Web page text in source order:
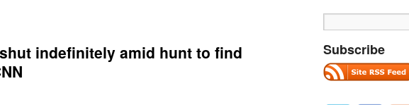
indefinitely amid hunt to find
Subscribe